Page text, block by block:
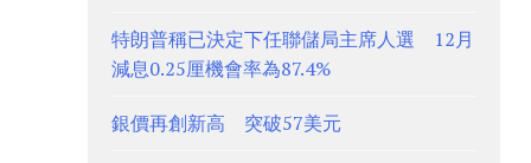
特朗普稱已決定下任聯儲局主席人選 12月
減息0.25厘機會率為87.4%
銀價再創新高 突破57美元